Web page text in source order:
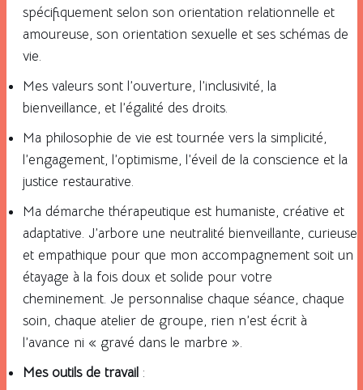
spécifiquement selon son orientation relationnelle et
amoureuse, son orientation sexuelle et ses schémas de
vie.
Mes valeurs sont l’ouverture, l’inclusivité, la
bienveillance, et l’égalité des droits.
Ma philosophie de vie est tournée vers la simplicité,
l’engagement, l’optimisme, l’éveil de la conscience et la
justice restaurative.
Ma démarche thérapeutique est humaniste, créative et
adaptative. J’arbore une neutralité bienveillante, curieuse
et empathique pour que mon accompagnement soit un
étayage à la fois doux et solide pour votre
cheminement. Je personnalise chaque séance, chaque
soin, chaque atelier de groupe, rien n’est écrit à
l’avance ni « gravé dans le marbre ».
Mes outils de travail: